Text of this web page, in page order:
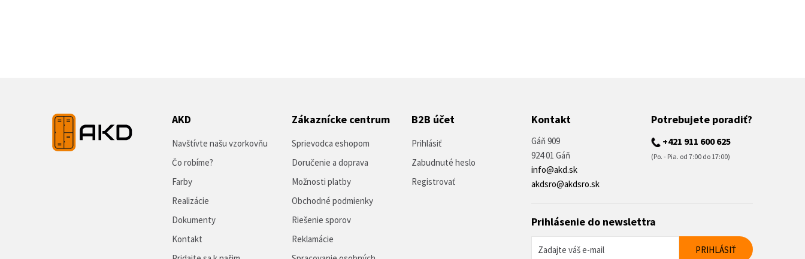
AKD
Navštívte našu vzorkovňu
Čo robíme?
Farby
Realizácie
Dokumenty
Kontakt
Zákaznícke centrum
Sprievodca eshopom
Doručenie a doprava
Možnosti platby
Obchodné podmienky
Riešenie sporov
Reklamácie
B2B účet
Prihlásiť
Zabudnuté heslo
Registrovať
Kontakt
Gáň 909
924 01 Gáň
info@akd.sk
akdsro@akdsro.sk
Potrebujete poradiť?
+421 911 600 625
(Po. - Pia. od 7:00 do 17:00)
Prihlásenie do newslettra